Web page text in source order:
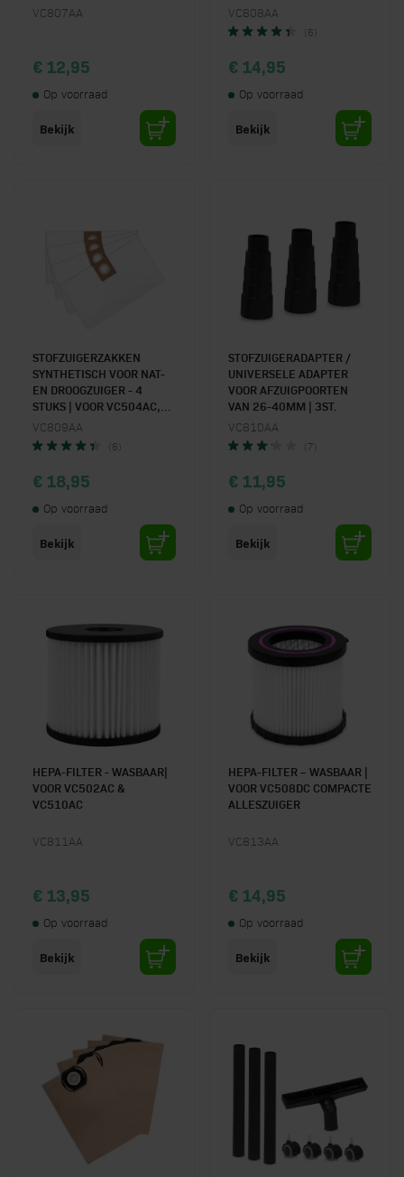
VC807AA
€ 12,95
Op voorraad
Bekijk
VC808AA
(6)
€ 14,95
Op voorraad
Bekijk
STOFZUIGERZAKKEN
SYNTHETISCH VOOR NAT-
EN DROOGZUIGER - 4
STUKS | VOOR VC504AC,
VC506AC & VC509AC
VC809AA
(6)
€ 18,95
Op voorraad
Bekijk
STOFZUIGERADAPTER /
UNIVERSELE ADAPTER
VOOR AFZUIGPOORTEN
VAN 26-40MM | 3ST.
VC810AA
(7)
€ 11,95
Op voorraad
Bekijk
HEPA-FILTER - WASBAAR|
VOOR VC502AC &
VC510AC
VC811AA
€ 13,95
Op voorraad
Bekijk
HEPA-FILTER – WASBAAR |
VOOR VC508DC COMPACTE
ALLESZUIGER
VC813AA
€ 14,95
Op voorraad
Bekijk